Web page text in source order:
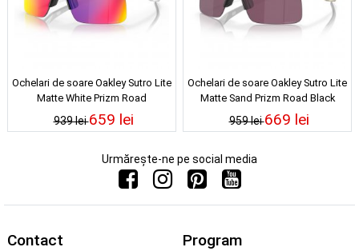
Ochelari de soare Oakley Sutro Lite
Matte White Prizm Road
939 lei659 lei
Ochelari de soare Oakley Sutro Lite
Matte Sand Prizm Road Black
959 lei669 lei
Urmărește-ne pe social media
Contact Program